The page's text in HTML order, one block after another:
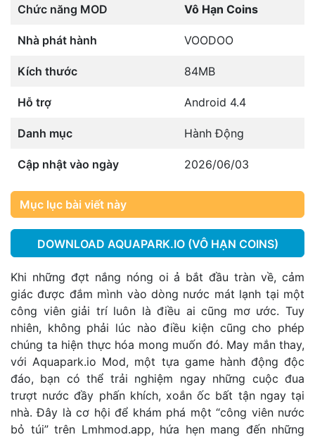
Chức năng MOD Vô Hạn Coins
Nhà phát hành VOODOO
Kích thước 84MB
Hỗ trợ Android 4.4
Danh mục Hành Động
Cập nhật vào ngày 2026/06/03
Mục lục bài viết này
DOWNLOAD AQUAPARK.IO (VÔ HẠN COINS)
Khi những đợt nắng nóng oi ả bắt đầu tràn về, cảm
giác được đắm mình vào dòng nước mát lạnh tại một
công viên giải trí luôn là điều ai cũng mơ ước. Tuy
nhiên, không phải lúc nào điều kiện cũng cho phép
chúng ta hiện thực hóa mong muốn đó. May mắn thay,
với Aquapark.io Mod, một tựa game hành động độc
đáo, bạn có thể trải nghiệm ngay những cuộc đua
trượt nước đầy phấn khích, xoắn ốc bất tận ngay tại
nhà. Đây là cơ hội để khám phá một “công viên nước
bỏ túi” trên Lmhmod.app, hứa hẹn mang đến những